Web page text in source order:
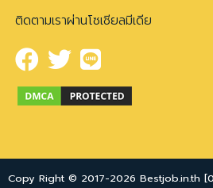
ติดตามเราผ่านโซเชียลมีเดีย
Copy Right © 2017-2026 Bestjob.in.th